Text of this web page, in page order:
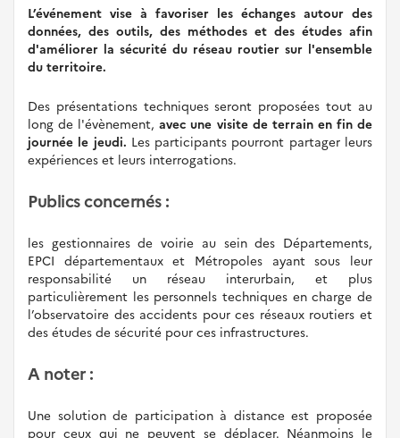
L’événement vise à favoriser les échanges autour des
données, des outils, des méthodes et des études afin
d'améliorer la sécurité du réseau routier sur l'ensemble
du territoire.
Des présentations techniques seront proposées tout au
long de l'évènement, avec une visite de terrain en fin de
journée le jeudi. Les participants pourront partager leurs
expériences et leurs interrogations.
Publics concernés :
les gestionnaires de voirie au sein des Départements,
EPCI départementaux et Métropoles ayant sous leur
responsabilité un réseau interurbain, et plus
particulièrement les personnels techniques en charge de
l’observatoire des accidents pour ces réseaux routiers et
des études de sécurité pour ces infrastructures.
A noter :
Une solution de participation à distance est proposée
pour ceux qui ne peuvent se déplacer. Néanmoins le